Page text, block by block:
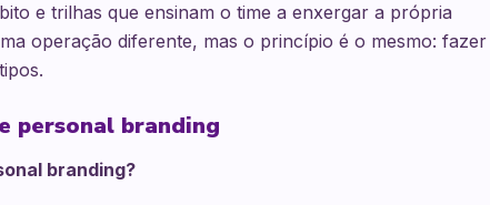
e trilhas que ensinam o time a enxergar a própria
operação diferente, mas o princípio é o mesmo: fazer
personal branding
branding?